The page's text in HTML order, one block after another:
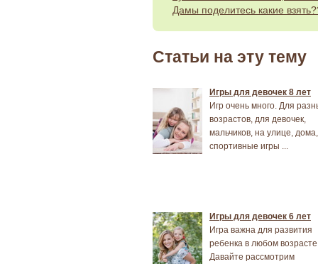
Дамы поделитесь какие
Статьи на эту тему
Игры для девочек 8 лет
Игр очень много. Для
возрастов, для девочек,
мальчиков, на улице, дома,
спортивные игры ...
Игры для девочек 6 лет
Игра важна для развития
ребенка в любом
Давайте рассмотрим